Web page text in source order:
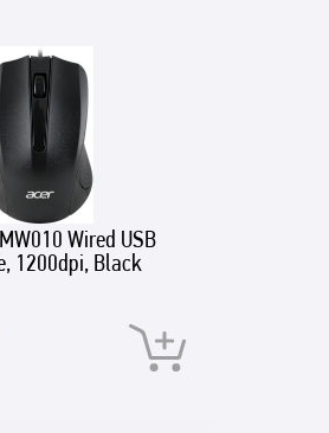
Wired USB
1200dpi, Black